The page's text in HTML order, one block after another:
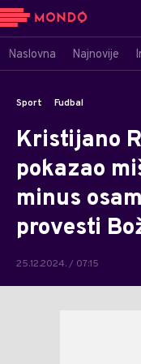
Naslovna Najnovije
Sport Fudbal
Kristijano
pokazao
minus
provesti
25.12.2024. / 07:15